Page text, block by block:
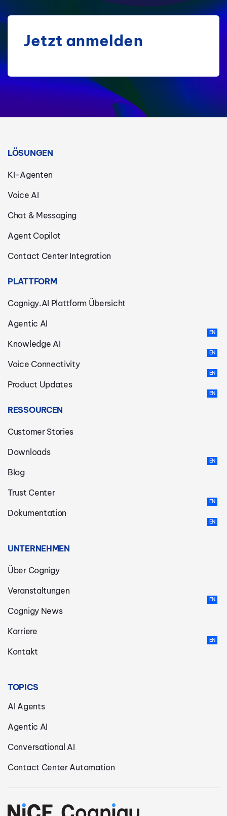
Jetzt anmelden
LÖSUNGEN
KI-Agenten
Voice AI
Chat & Messaging
Agent Copilot
Contact Center Integration
PLATTFORM
Cognigy.AI Plattform Übersicht
Agentic AI
Knowledge AI
Voice Connectivity
Product Updates
RESSOURCEN
Customer Stories
Downloads
Blog
Trust Center
Dokumentation
UNTERNEHMEN
Über Cognigy
Veranstaltungen
Cognigy News
Karriere
Kontakt
TOPICS
AI Agents
Agentic AI
Conversational AI
Contact Center Automation